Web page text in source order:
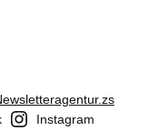
agentur.zs
Instagram